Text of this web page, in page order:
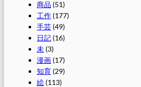
商品 (51)
工作 (177)
手芸 (49)
日記 (16)
未 (3)
漫画 (17)
知育 (29)
絵 (113)